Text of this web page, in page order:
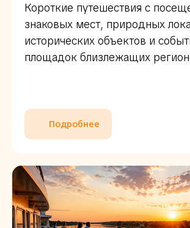
Короткие путешествия с
знаковых мест, природных
исторических объектов и
площадок близлежащих
Подробнее